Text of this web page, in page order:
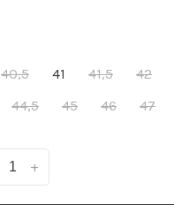
40,5 41 41,5 42
44,5 45 46 47
+